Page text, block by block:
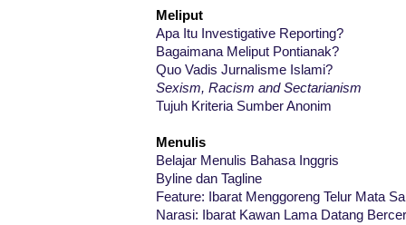
Meliput
Apa Itu Investigative Reporting?
Bagaimana Meliput Pontianak?
Quo Vadis Jurnalisme Islami?
Sexism, Racism and Sectarianism
Tujuh Kriteria Sumber Anonim
Menulis
Belajar Menulis Bahasa Inggris
Byline dan Tagline
Feature: Ibarat Menggoreng Telur Mata
Narasi: Ibarat Kawan Lama Datang